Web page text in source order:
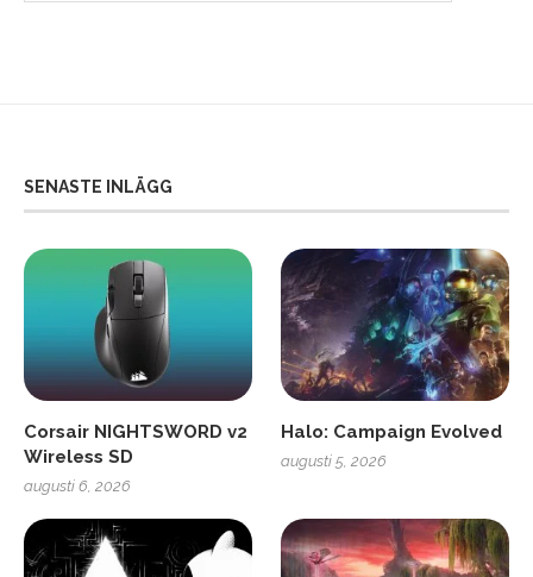
SENASTE INLÄGG
Corsair NIGHTSWORD v2
Wireless SD
augusti 6, 2026
Halo: Campaign Evolved
augusti 5, 2026